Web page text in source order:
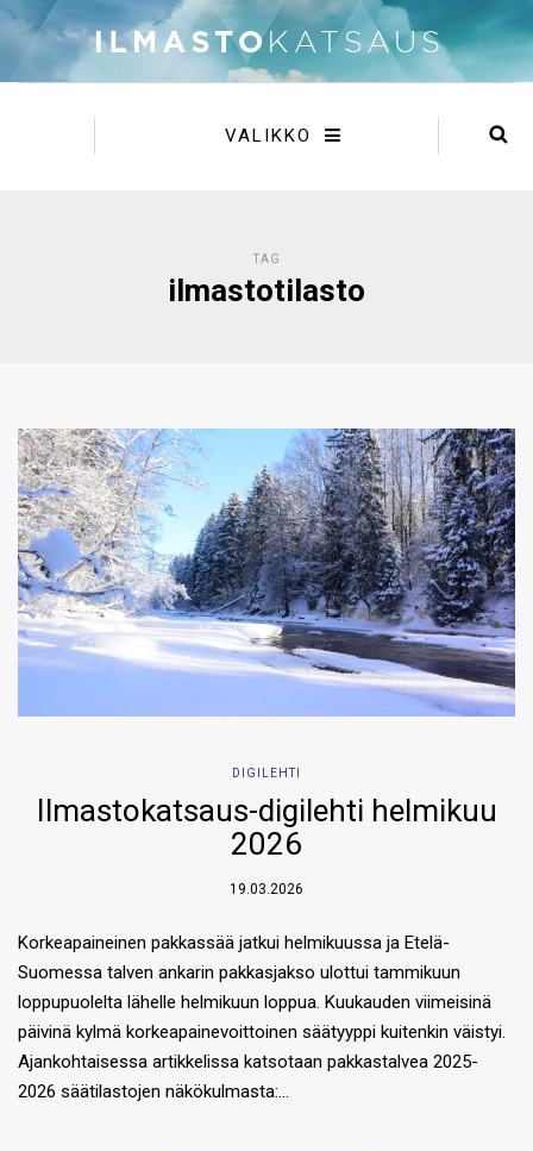
VALIKKO
TAG
ilmastotilasto
DIGILEHTI
Ilmastokatsaus-digilehti helmikuu
2026
19.03.2026
Korkeapaineinen pakkassää jatkui helmikuussa ja Etelä-
Suomessa talven ankarin pakkasjakso ulottui tammikuun
loppupuolelta lähelle helmikuun loppua. Kuukauden viimeisinä
päivinä kylmä korkeapainevoittoinen säätyyppi kuitenkin väistyi.
Ajankohtaisessa artikkelissa katsotaan pakkastalvea 2025-
2026 säätilastojen näkökulmasta:…